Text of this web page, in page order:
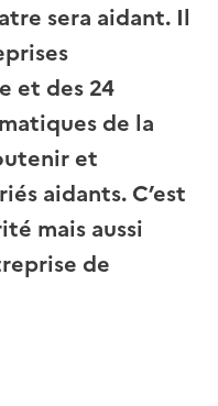
sera aidant. Il
et des 24
de la
et
aidants. C’est
mais aussi
de